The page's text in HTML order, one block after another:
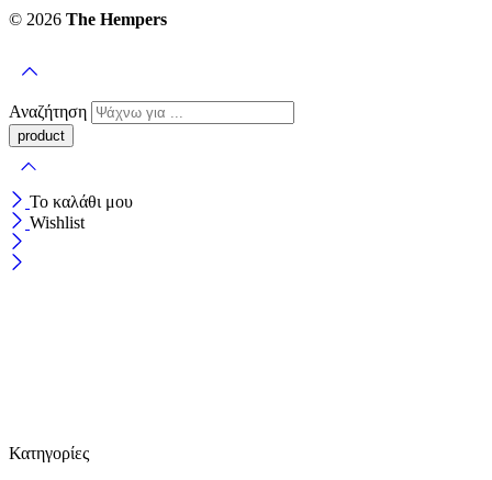
© 2026 The Hempers
Αναζήτηση
Το καλάθι μου
Wishlist
Κατηγορίες